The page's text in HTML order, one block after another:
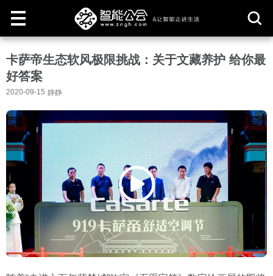
取
卡萨帝生态软风极限挑战：关于文藏养护 给你最
好答案
2020-09-15 静静